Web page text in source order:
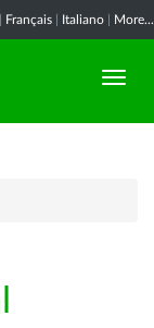
Français Italiano More...